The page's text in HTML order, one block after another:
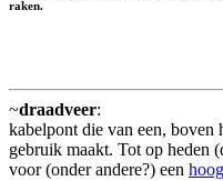
raken.
~draadveer:
kabelpont die van een, boven
gebruik maakt. Tot op heden
voor (onder andere?) een